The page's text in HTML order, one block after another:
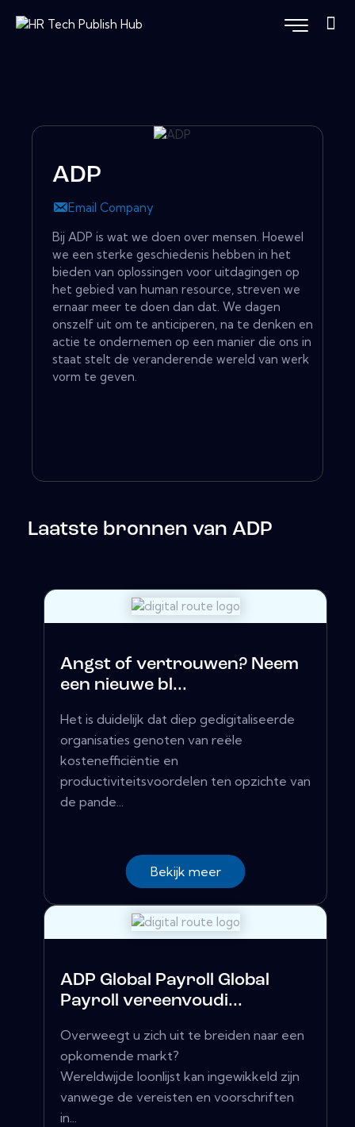
ADP
Email Company
Bij ADP is wat we doen over mensen. Hoewel
we een sterke geschiedenis hebben in het
bieden van oplossingen voor uitdagingen op
het gebied van human resource, streven we
ernaar meer te doen dan dat. We dagen
onszelf uit om te anticiperen, na te denken en
actie te ondernemen op een manier die ons in
staat stelt de veranderende wereld van werk
vorm te geven.
Laatste bronnen van ADP
Angst of vertrouwen? Neem
een ​​nieuwe bl...
Het is duidelijk dat diep gedigitaliseerde
organisaties genoten van reële
kostenefficiëntie en
productiviteitsvoordelen ten opzichte van
de pande...
Bekijk meer
ADP Global Payroll Global
Payroll vereenvoudi...
Overweegt u zich uit te breiden naar een
opkomende markt?
Wereldwijde loonlijst kan ingewikkeld zijn
vanwege de vereisten en voorschriften
in...